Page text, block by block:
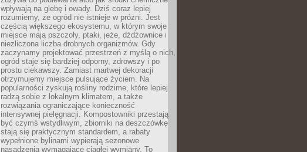
wpływają na glebę i owady. Dziś coraz lepiej
rozumiemy, że ogród nie istnieje w próżni. Jest
częścią większego ekosystemu, w którym swoje
miejsce mają pszczoły, ptaki, jeże, dżdżownice i
niezliczona liczba drobnych organizmów. Gdy
zaczynamy projektować przestrzeń z myślą o nich,
ogród staje się bardziej odporny, zdrowszy i po
prostu ciekawszy. Zamiast martwej dekoracji
otrzymujemy miejsce pulsujące życiem. Na
popularności zyskują rośliny rodzime, które lepiej
radzą sobie z lokalnym klimatem, a także
rozwiązania ograniczające konieczność
intensywnej pielęgnacji. Kompostowniki przestają
być czymś wstydliwym, zbiorniki na deszczówkę
stają się praktycznym standardem, a rabaty
wypełnione bylinami wypierają sezonowe
nasadzenia wymagające ciągłej wymiany. To